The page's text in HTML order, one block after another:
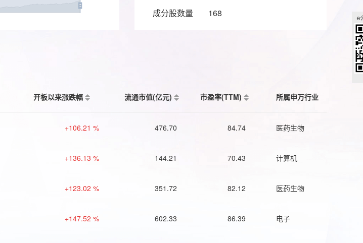
成分股数量
168
开板以来涨跌幅 流通市值(亿元) 市盈率(TTM) 所属申万行业
+106.21 % 476.70 84.74 医药生物
+136.13 % 144.21 70.43 计算机
+123.02 % 351.72 82.12 医药生物
+147.52 % 602.33 86.39 电子